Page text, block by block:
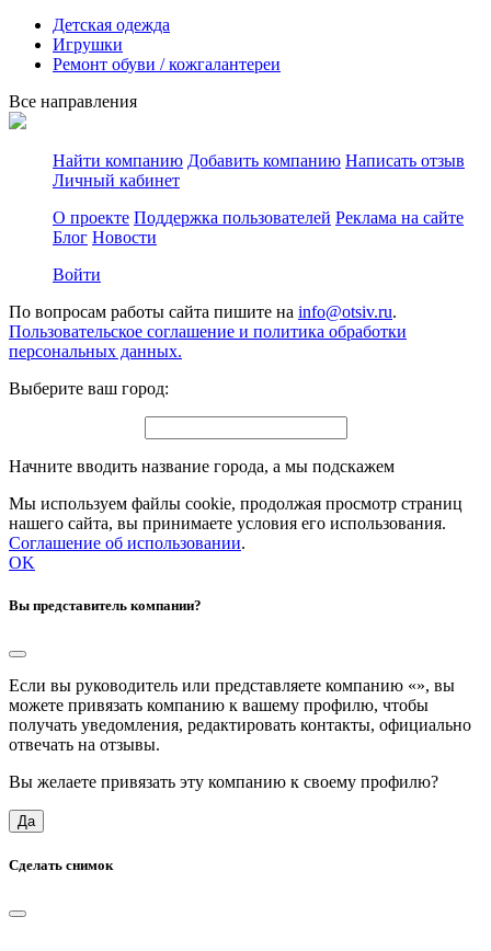
Детская одежда
Игрушки
Ремонт обуви / кожгалантереи
Все направления
Найти компанию Добавить компанию Написать отзыв
Личный кабинет
О проекте Поддержка пользователей Реклама на сайте
Блог Новости
Войти
По вопросам работы сайта пишите на info@otsiv.ru.
Пользовательское соглашение и политика обработки
персональных данных.
Выберите ваш город:
Начните вводить название города, а мы подскажем
Мы используем файлы cookie, продолжая просмотр страниц
нашего сайта, вы принимаете условия его использования.
Соглашение об использовании.
OK
Вы представитель компании?
Если вы руководитель или представляете компанию «», вы
можете привязать компанию к вашему профилю, чтобы
получать уведомления, редактировать контакты, официально
отвечать на отзывы.
Вы желаете привязать эту компанию к своему профилю?
Да
Сделать снимок